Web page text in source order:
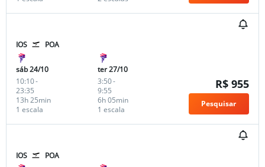
IOS POA
sáb 24/10
10:10-
23:35
1 escala
13h 25min
ter 27/10
3:50-
9:55
1 escala
6h 05min
R$ 955
Pesquisar
IOS POA